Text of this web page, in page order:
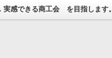
感できる商工会 を目指します。